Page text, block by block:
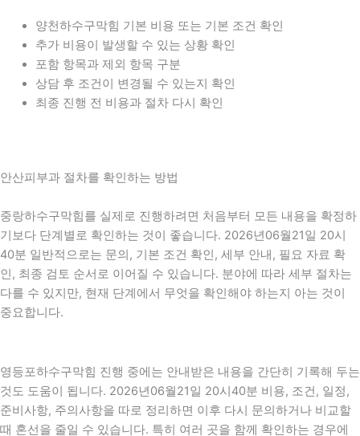
양천하수구막힘 기본 비용 또는 기본 조건 확인
추가 비용이 발생할 수 있는 상황 확인
포함 항목과 제외 항목 구분
상담 후 조건이 변경될 수 있는지 확인
최종 진행 전 비용과 절차 다시 확인
안산피부과 절차를 확인하는 방법
중랑하수구막힘를 실제로 진행하려면 처음부터 모든 내용을 확정하
기보다 단계별로 확인하는 것이 좋습니다. 2026년06월21일 20시
40분 일반적으로는 문의, 기본 조건 확인, 세부 안내, 필요 자료 확
인, 최종 검토 순서로 이어질 수 있습니다. 분야에 따라 세부 절차는
다를 수 있지만, 현재 단계에서 무엇을 확인해야 하는지 아는 것이
중요합니다.
영등포하수구막힘 진행 중에는 안내받은 내용을 간단히 기록해 두는
것도 도움이 됩니다. 2026년06월21일 20시40분 비용, 조건, 일정,
준비사항, 주의사항을 따로 정리하면 이후 다시 문의하거나 비교할
때 혼선을 줄일 수 있습니다. 특히 여러 곳을 함께 확인하는 경우에